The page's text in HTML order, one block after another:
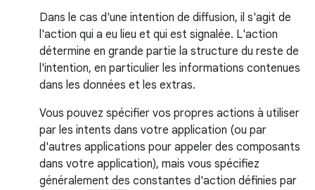
Dans le cas d'une intention de diffusion, il s'agit de
l'action qui a eu lieu et qui est signalée. L'action
détermine en grande partie la structure du reste de
l'intention, en particulier les informations contenues
dans les données et les extras.
Vous pouvez spécifier vos propres actions à utiliser
par les intents dans votre application (ou par
d'autres applications pour appeler des composants
dans votre application), mais vous spécifiez
généralement des constantes d'action définies par